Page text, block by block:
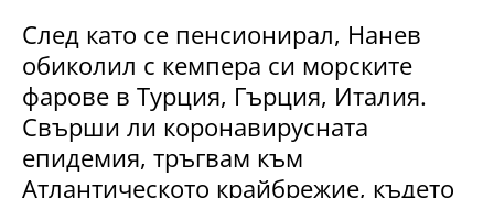
След като се пенсионирал, Нанев
обиколил с кемпера си морските
фарове в Турция, Гърция, Италия.
Свърши ли коронавирусната
епидемия, тръгвам към
Атлантическото крайбрежие, където